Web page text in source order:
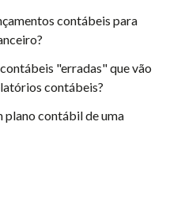
contábeis para
"erradas" que vão
contábeis?
contábil de uma